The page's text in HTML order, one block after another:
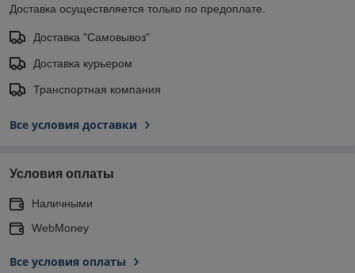
Доставка осуществляется только по предоплате.
Доставка "Самовывоз"
Доставка курьером
Транспортная компания
Все условия доставки
Условия оплаты
Наличными
WebMoney
Все условия оплаты